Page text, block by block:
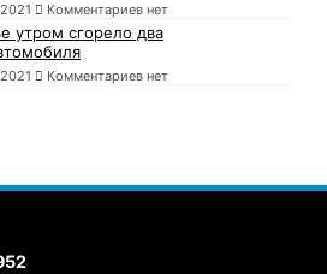
Комментариев нет
утром сгорело два
Комментариев нет